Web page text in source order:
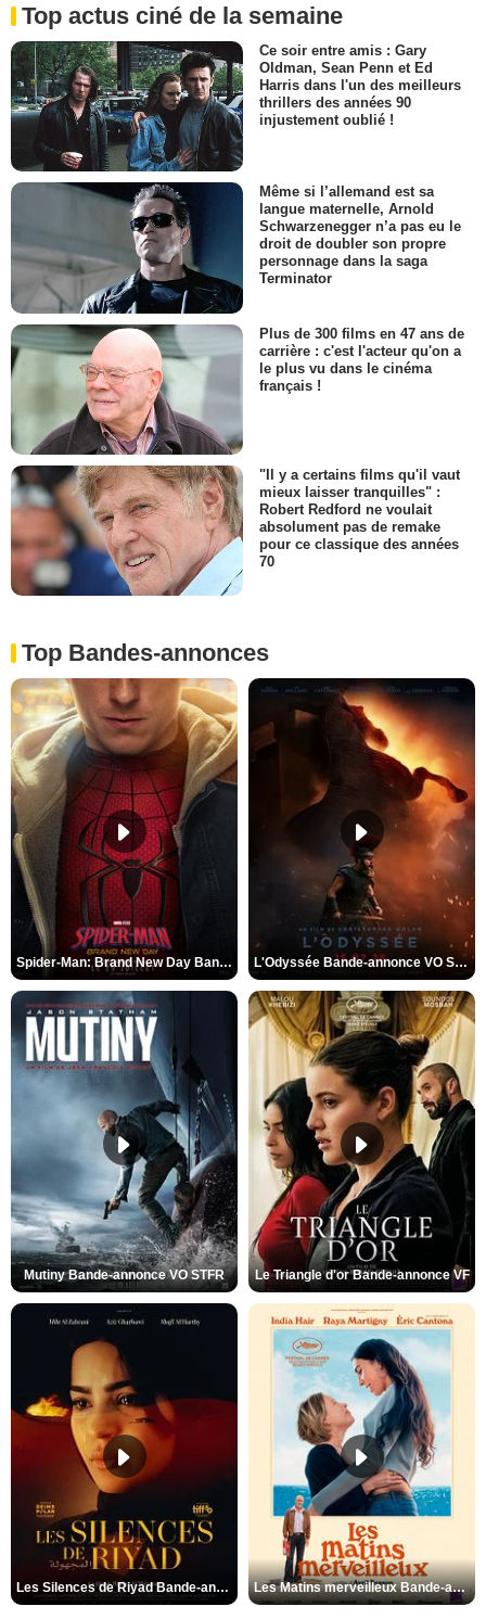
Top actus ciné de la semaine
Ce soir entre amis : Gary
Oldman, Sean Penn et Ed
Harris dans l'un des meilleurs
thrillers des années 90
injustement oublié !
Même si l’allemand est sa
langue maternelle, Arnold
Schwarzenegger n’a pas eu le
droit de doubler son propre
personnage dans la saga
Terminator
Plus de 300 films en 47 ans de
carrière : c'est l'acteur qu'on a
le plus vu dans le cinéma
français !
"Il y a certains films qu'il vaut
mieux laisser tranquilles" :
Robert Redford ne voulait
absolument pas de remake
pour ce classique des années
70
Top Bandes-annonces
Spider-Man: Brand New Day Bande-annonce VO STFR L'Odyssée Bande-annonce VO STFR
Mutiny Bande-annonce VO STFR Le Triangle d'or Bande-annonce VF
Les Silences de Riyad Bande-annonce VO STFR Les Matins merveilleux Bande-annonce VF